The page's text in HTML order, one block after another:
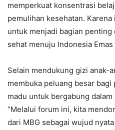
memperkuat konsentrasi
pemulihan kesehatan.
untuk menjadi bagian
sehat menuju Indonesia Emas
Selain mendukung gizi anak-
membuka peluang besar bagi
madu untuk bergabung
“Melalui forum ini, kita
dari MBG sebagai wujud